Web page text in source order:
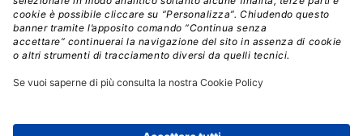
nell’ultimo anno e dovrebbe aumentare del 96% nei
prossimi 12 mesi.
presentato daLuca De Fazio, Account Executive